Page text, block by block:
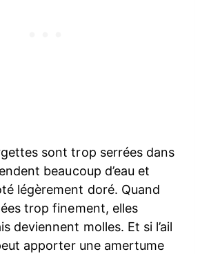
sont trop serrées dans
beaucoup d’eau et
légèrement doré. Quand
trop finement, elles
deviennent molles. Et si l’ail
apporter une amertume